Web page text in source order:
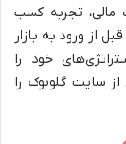
تجربه کسب
از ورود به بازار
خود را
از سایت گلوبوک را